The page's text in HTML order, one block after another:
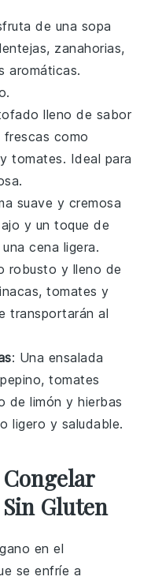
de una sopa
zanahorias,
aromáticas.
lleno de sabor
frescas como
ytomates. Ideal para
suave y cremosa
ajo y un toque de
cena ligera.
robusto y lleno de
,tomates y
transportarán al
: Una ensalada
pepino,tomates
delimón yhierbas
ligero y saludable.
Sin Gluten
en el
se enfríe a